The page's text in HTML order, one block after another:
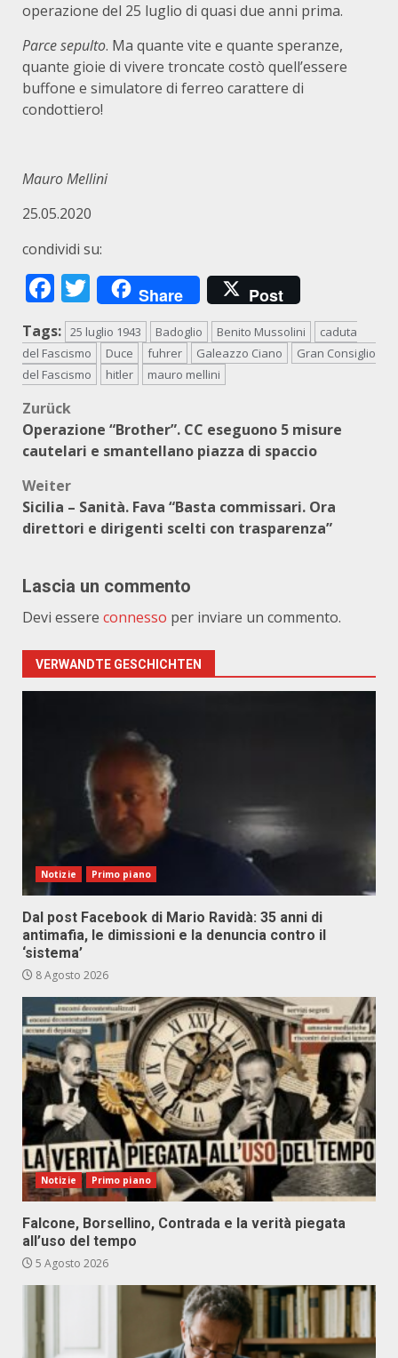
operazione del 25 luglio di quasi due anni prima.
Parce sepulto. Ma quante vite e quante speranze,
quante gioie di vivere troncate costò quell’essere
buffone e simulatore di ferreo carattere di
condottiero!
Mauro Mellini
25.05.2020
condividi su:
Facebook
Twitter
Share Post
Tags: 25 luglio 1943 Badoglio Benito Mussolini
caduta
del Fascismo
Duce fuhrer Galeazzo Ciano
Gran Consiglio
del Fascismo
hitler mauro mellini
Beitragsnavigation
Zurück
Operazione “Brother”. CC eseguono 5 misure
cautelari e smantellano piazza di spaccio
Weiter
Sicilia – Sanità. Fava “Basta commissari. Ora
direttori e dirigenti scelti con trasparenza”
Lascia un commento
Devi essere connesso per inviare un commento.
VERWANDTE GESCHICHTEN
Notizie Primo piano
Dal post Facebook di Mario Ravidà: 35 anni di
antimafia, le dimissioni e la denuncia contro il
‘sistema’
8 Agosto 2026
Notizie Primo piano
Falcone, Borsellino, Contrada e la verità piegata
all’uso del tempo
5 Agosto 2026